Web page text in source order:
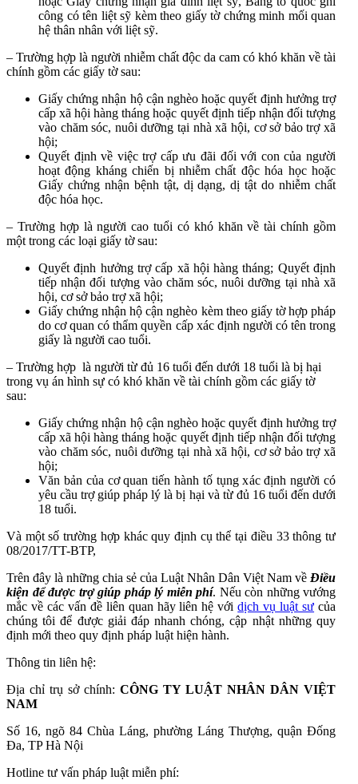
công có tên liệt sỹ kèm theo giấy tờ chứng minh mối quan
hệ thân nhân với liệt sỹ.
– Trường hợp là người nhiễm chất độc da cam có khó khăn về tài
chính gồm các giấy tờ sau:
Giấy chứng nhận hộ cận nghèo hoặc quyết định hưởng trợ
cấp xã hội hàng tháng hoặc quyết định tiếp nhận đối tượng
vào chăm sóc, nuôi dưỡng tại nhà xã hội, cơ sở bảo trợ xã
hội;
Quyết định về việc trợ cấp ưu đãi đối với con của người
hoạt động kháng chiến bị nhiễm chất độc hóa học hoặc
Giấy chứng nhận bệnh tật, dị dạng, dị tật do nhiễm chất
độc hóa học.
– Trường hợp là người cao tuổi có khó khăn về tài chính gồm
một trong các loại giấy tờ sau:
Quyết định hưởng trợ cấp xã hội hàng tháng; Quyết định
tiếp nhận đối tượng vào chăm sóc, nuôi dưỡng tại nhà xã
hội, cơ sở bảo trợ xã hội;
Giấy chứng nhận hộ cận nghèo kèm theo giấy tờ hợp pháp
do cơ quan có thẩm quyền cấp xác định người có tên trong
giấy là người cao tuổi.
– Trường hợp là người từ đủ 16 tuổi đến dưới 18 tuổi là bị hại
trong vụ án hình sự có khó khăn về tài chính gồm các giấy tờ
sau:
Giấy chứng nhận hộ cận nghèo hoặc quyết định hưởng trợ
cấp xã hội hàng tháng hoặc quyết định tiếp nhận đối tượng
vào chăm sóc, nuôi dưỡng tại nhà xã hội, cơ sở bảo trợ xã
hội;
Văn bản của cơ quan tiến hành tố tụng xác định người có
yêu cầu trợ giúp pháp lý là bị hại và từ đủ 16 tuổi đến dưới
18 tuổi.
Và một số trường hợp khác quy định cụ thể tại điều 33 thông tư
08/2017/TT-BTP,
Trên đây là những chia sẻ của Luật Nhân Dân Việt Nam về Điều
kiện để được trợ giúp pháp lý miễn phí. Nếu còn những vướng
mắc về các vấn đề liên quan hãy liên hệ vớidịch vụ luật sư của
chúng tôi để được giải đáp nhanh chóng, cập nhật những quy
định mới theo quy định pháp luật hiện hành.
Thông tin liên hệ:
Địa chỉ trụ sở chính: CÔNG TY LUẬT NHÂN DÂN VIỆT
NAM
Số 16, ngõ 84 Chùa Láng, phường Láng Thượng, quận Đống
Đa, TP Hà Nội
Hotline tư vấn pháp luật miễn phí: